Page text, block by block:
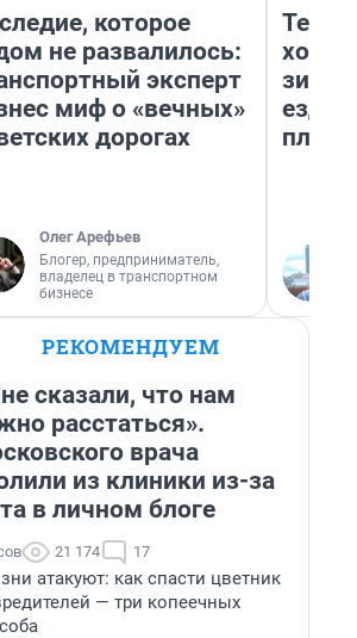
которое
не развалилось:
эксперт
миф о «вечных»
дорогах
Олег Арефьев
Блогер, предприниматель,
владелец в транспортном
бизнесе
ездит
РЕКОМЕНДУЕМ
сказали, что нам
расстаться».
врача
из клиники из-за
в личном блоге
21 174 17
атакуют: как спасти цветник
— три копеечных